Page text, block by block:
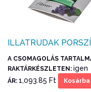
ILLATRUDAK
A CSOMAGOLÁS
RAKTÁRKÉSZLETEN: igen
ÁR: 1,093.85 Ft